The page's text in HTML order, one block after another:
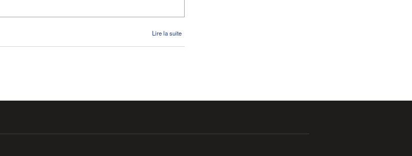
Lire la suite